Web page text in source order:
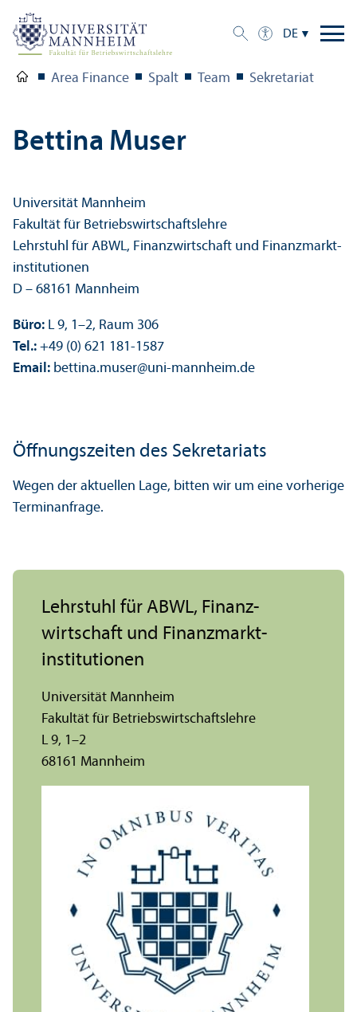
DE
Area Finance Spalt Team Sekretariat
Bettina Muser
Universität Mannheim
Fakultät für Betriebs­wirtschafts­lehre
Lehr­stuhl für ABWL, Finanz­wirtschaft und Finanz­markt­
institutionen
D – 68161 Mannheim
Büro: L 9, 1–2, Raum 306
Tel.: +49 (0) 621 181-1587
Email: bettina.muser@uni-mannheim.de
Öffnungs­zeiten des Sekretariats
Wegen der aktuellen Lage, bitten wir um eine vorherige
Terminanfrage.
Lehr­stuhl für ABWL, Finanz­
wirtschaft und Finanz­markt­
institutionen
Universität Mannheim
Fakultät für Betriebs­wirtschafts­lehre
L 9, 1–2
68161 Mannheim